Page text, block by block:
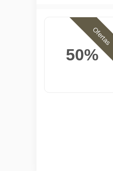
50%
Ofertas